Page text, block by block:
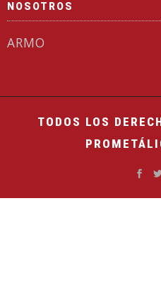
NOSOTROS
ARMO
TODOS LOS